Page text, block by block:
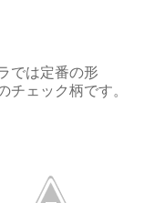
では定番の形
チェック柄です。